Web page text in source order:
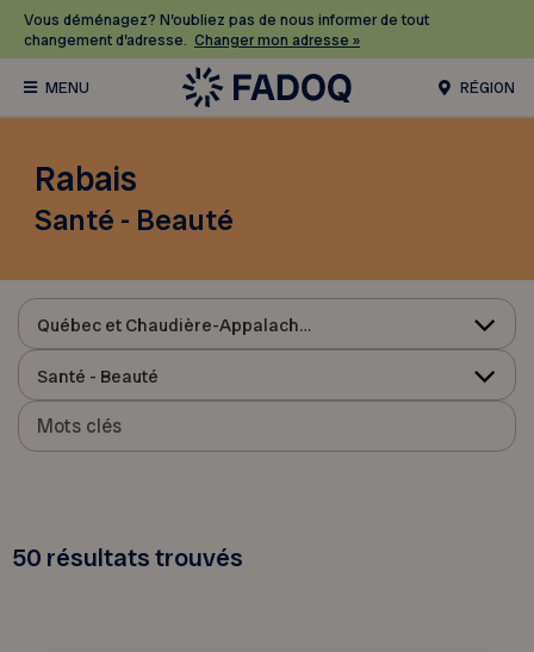
Vous déménagez? N’oubliez pas de nous informer de tout
changement d’adresse. Changer mon adresse »
RÉGION
Rabais
Santé - Beauté
Québec et Chaudière-Appalaches
Santé - Beauté
50 résultats trouvés